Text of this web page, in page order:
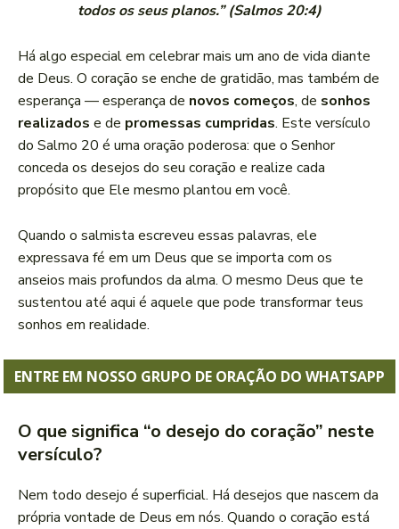
todos os seus planos.” (Salmos 20:4)
Há algo especial em celebrar mais um ano de vida diante
de Deus. O coração se enche de gratidão, mas também de
esperança — esperança de novos começos, de sonhos
realizados e de promessas cumpridas. Este versículo
do Salmo 20 é uma oração poderosa: que o Senhor
conceda os desejos do seu coração e realize cada
propósito que Ele mesmo plantou em você.
Quando o salmista escreveu essas palavras, ele
expressava fé em um Deus que se importa com os
anseios mais profundos da alma. O mesmo Deus que te
sustentou até aqui é aquele que pode transformar teus
sonhos em realidade.
ENTRE EM NOSSO GRUPO DE ORAÇÃO DO WHATSAPP
O que significa “o desejo do coração” neste
versículo?
Nem todo desejo é superficial. Há desejos que nascem da
própria vontade de Deus em nós. Quando o coração está